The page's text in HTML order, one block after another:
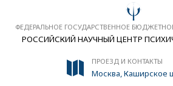
ФЕДЕРАЛЬНОЕ ГОСУДАРСТВЕННОЕ
РОССИЙСКИЙ НАУЧНЫЙ ЦЕНТР
ПРОЕЗД И КОНТАКТЫ
Москва, Каширское